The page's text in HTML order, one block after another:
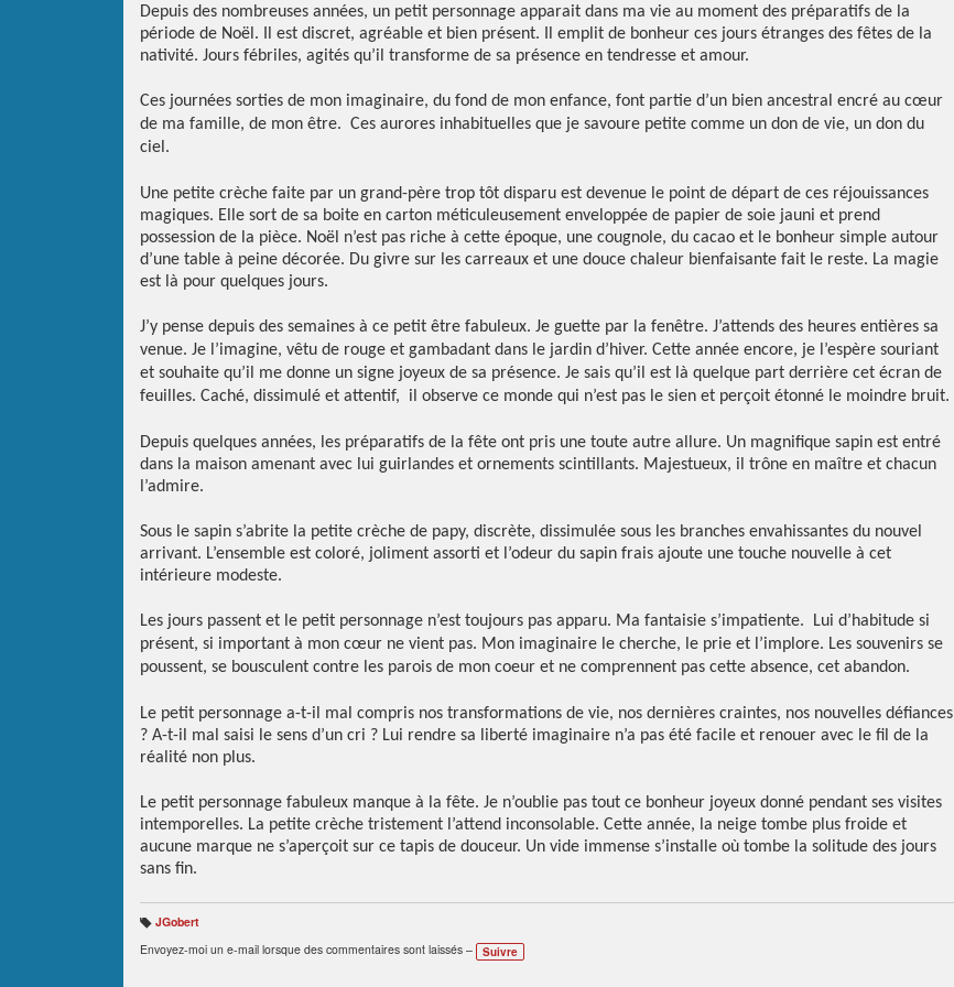
Depuis des nombreuses années, un petit personnage apparait dans ma vie au moment des préparatifs de la
période de Noël. Il est discret, agréable et bien présent. Il emplit de bonheur ces jours étranges des fêtes de la
nativité. Jours fébriles, agités qu’il transforme de sa présence en tendresse et amour.
Ces journées sorties de mon imaginaire, du fond de mon enfance, font partie d’un bien ancestral encré au cœur
de ma famille, de mon être. Ces aurores inhabituelles que je savoure petite comme un don de vie, un don du
ciel.
Une petite crèche faite par un grand-père trop tôt disparu est devenue le point de départ de ces réjouissances
magiques. Elle sort de sa boite en carton méticuleusement enveloppée de papier de soie jauni et prend
possession de la pièce. Noël n’est pas riche à cette époque, une cougnole, du cacao et le bonheur simple autour
d’une table à peine décorée. Du givre sur les carreaux et une douce chaleur bienfaisante fait le reste. La magie
est là pour quelques jours.
J’y pense depuis des semaines à ce petit être fabuleux. Je guette par la fenêtre. J’attends des heures entières sa
venue. Je l’imagine, vêtu de rouge et gambadant dans le jardin d’hiver. Cette année encore, je l’espère souriant
et souhaite qu’il me donne un signe joyeux de sa présence. Je sais qu’il est là quelque part derrière cet écran de
feuilles. Caché, dissimulé et attentif, il observe ce monde qui n’est pas le sien et perçoit étonné le moindre bruit.
Depuis quelques années, les préparatifs de la fête ont pris une toute autre allure. Un magnifique sapin est entré
dans la maison amenant avec lui guirlandes et ornements scintillants. Majestueux, il trône en maître et chacun
l’admire.
Sous le sapin s’abrite la petite crèche de papy, discrète, dissimulée sous les branches envahissantes du nouvel
arrivant. L’ensemble est coloré, joliment assorti et l’odeur du sapin frais ajoute une touche nouvelle à cet
intérieure modeste.
Les jours passent et le petit personnage n’est toujours pas apparu. Ma fantaisie s’impatiente.
Lui d’habitude si
présent, si important à mon cœur ne vient pas. Mon imaginaire le cherche, le prie et l’implore. Les souvenirs se
poussent, se bousculent contre les parois de mon coeur et ne comprennent pas cette absence, cet abandon.
Le petit personnage a-t-il mal compris nos transformations de vie, nos dernières craintes, nos nouvelles défiances
? A-t-il mal saisi le sens d’un cri ? Lui rendre sa liberté imaginaire n’a pas été facile et renouer avec le fil de la
réalité non plus.
Le petit personnage fabuleux manque à la fête. Je n’oublie pas tout ce bonheur joyeux donné pendant ses visites
intemporelles. La petite crèche tristement l’attend inconsolable. Cette année, la neige tombe plus froide et
aucune marque ne s’aperçoit sur ce tapis de douceur. Un vide immense s’installe où tombe la solitude des jours
sans fin.
B
ali
s
JGobert
Envoyez-moi un e-mail lorsque des commentaires sont laissés –
Suivre